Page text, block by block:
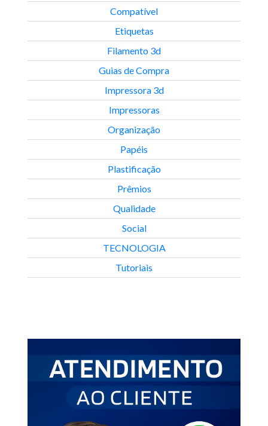
Compatível
Etiquetas
Filamento 3d
Guias de Compra
Impressora 3d
Impressoras
Organização
Papéis
Plastificação
Prêmios
Qualidade
Social
TECNOLOGIA
Tutoriais